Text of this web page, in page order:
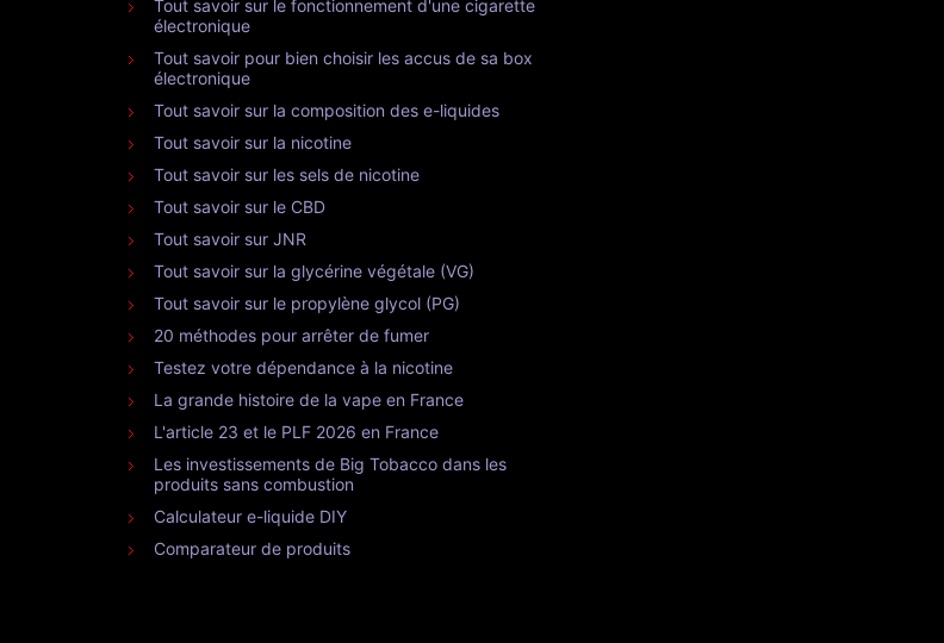
Tout savoir sur le fonctionnement d'une cigarette
électronique
Tout savoir pour bien choisir les accus de sa box
électronique
Tout savoir sur la composition des e-liquides
Tout savoir sur la nicotine
Tout savoir sur les sels de nicotine
Tout savoir sur le CBD
Tout savoir sur JNR
Tout savoir sur la glycérine végétale (VG)
Tout savoir sur le propylène glycol (PG)
20 méthodes pour arrêter de fumer
Testez votre dépendance à la nicotine
La grande histoire de la vape en France
L'article 23 et le PLF 2026 en France
Les investissements de Big Tobacco dans les
produits sans combustion
Calculateur e-liquide DIY
Comparateur de produits